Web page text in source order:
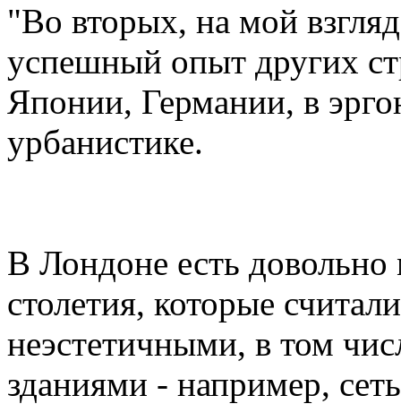
"Во вторых, на мой
успешный опыт других
Японии, Германии, в
урбанистике.
В Лондоне есть
столетия, которые
неэстетичными, в том
зданиями - например,